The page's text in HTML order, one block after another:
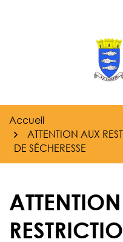
Accueil
ATTENTION AUX
DE SÉCHERESSE